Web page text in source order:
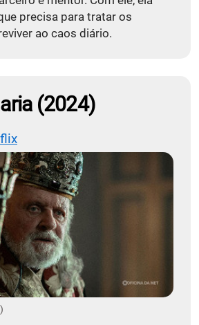
precisa para tratar os
ao caos diário.
(2024)